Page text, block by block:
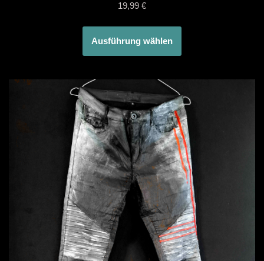
19,99 €
Ausführung wählen